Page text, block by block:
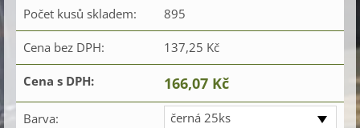
Počet kusů skladem: 895
Cena bez DPH: 137,25 Kč
Cena s DPH: 166,07 Kč
Barva: černá 25ks